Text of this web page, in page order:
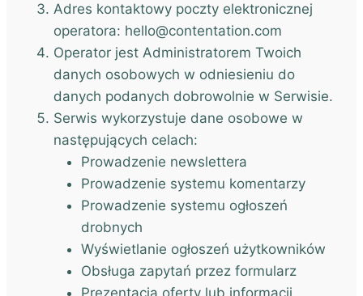
Adres kontaktowy poczty elektronicznej
operatora: hello@contentation.com
Operator jest Administratorem Twoich
danych osobowych w odniesieniu do
danych podanych dobrowolnie w Serwisie.
Serwis wykorzystuje dane osobowe w
następujących celach:
Prowadzenie newslettera
Prowadzenie systemu komentarzy
Prowadzenie systemu ogłoszeń
drobnych
Wyświetlanie ogłoszeń użytkowników
Obsługa zapytań przez formularz
Prezentacja oferty lub informacji